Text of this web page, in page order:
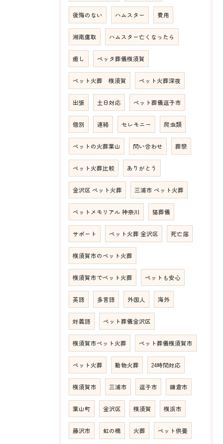
後悔のない ハムスター 費用
湘南鷹取 ハムスター亡くなったら
癒し ペッタ葬儀横須賀
ペット火葬 横須賀 ペット火葬深夜
出張 土日対応 ペット葬儀逗子市
個別 連絡 セレモニー 爬虫類
ペットの火葬葉山 問い合わせ 葬祭
ペット火葬比較 ありがとう
金沢区 ペット火葬 三浦市 ペット火葬
ペットメモリアル 神奈川 猫葬儀
サポート ペット火葬 金沢区 死亡届
横須賀市のペット火葬
横須賀市でペット火葬 ペットも安心
英語 多言語 外国人 海外
対義語 ペット葬儀金沢区
横須賀市ペット火葬 ペット葬儀横須賀市
ペット火葬 動物火葬 24時間対応
横須賀市 三浦市 逗子市 鎌倉市
葉山町 金沢区 横須賀 横浜市
藤沢市 虹の橋 火葬 ペット供養